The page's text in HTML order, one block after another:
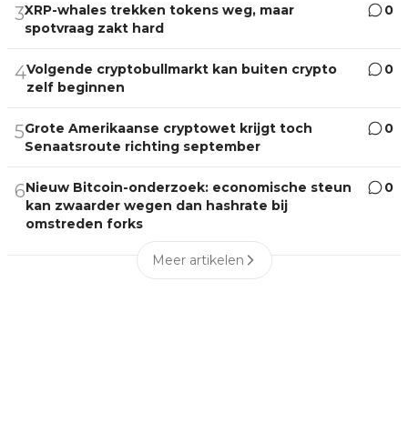
3XRP-whales trekken tokens weg, maar
spotvraag zakt hard
0
4Volgende cryptobullmarkt kan buiten crypto
zelf beginnen
0
5Grote Amerikaanse cryptowet krijgt toch
Senaatsroute richting september
0
6Nieuw Bitcoin-onderzoek: economische steun
kan zwaarder wegen dan hashrate bij
omstreden forks
0
Meer artikelen